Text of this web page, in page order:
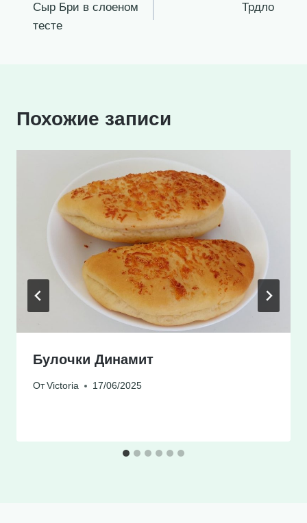
по
Сыр Бри в слоеном
тесте
Трдло
Похожие записи
Булочки Динамит
От Victoria 17/06/2025